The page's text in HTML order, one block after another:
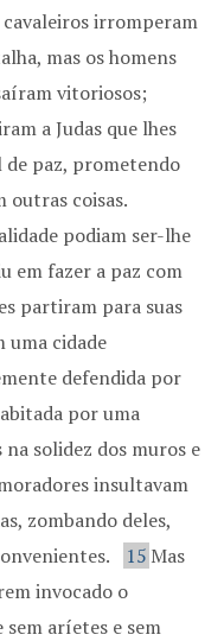
irromperam
mas os homens
vitoriosos;
a Judas que lhes
de paz, prometendo
outras coisas.
podiam ser-lhe
em fazer a paz com
partiram para suas
uma cidade
defendida por
por uma
solidez dos muros e
insultavam
zombando deles,
15 Mas
invocado o
aríetes e sem